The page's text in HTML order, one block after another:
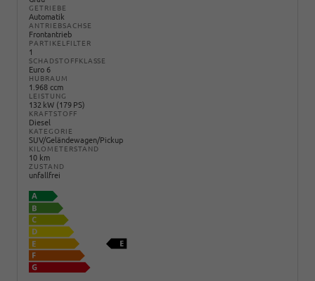
GETRIEBE
Automatik
ANTRIEBSACHSE
Frontantrieb
PARTIKELFILTER
1
SCHADSTOFFKLASSE
Euro 6
HUBRAUM
1.968 ccm
LEISTUNG
132 kW (179 PS)
KRAFTSTOFF
Diesel
KATEGORIE
SUV/Geländewagen/Pickup
KILOMETERSTAND
10 km
ZUSTAND
unfallfrei